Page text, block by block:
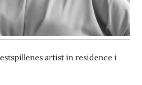
artist in residence i